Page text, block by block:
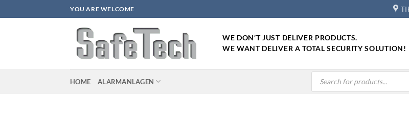
Inhalt
YOU ARE WELCOME
WE DON’T JUST DELIVER PRODUCTS.
WE WANT DELIVER A TOTAL SECURITY SOLUTION!
HOME ALARMANLAGEN
Products
search